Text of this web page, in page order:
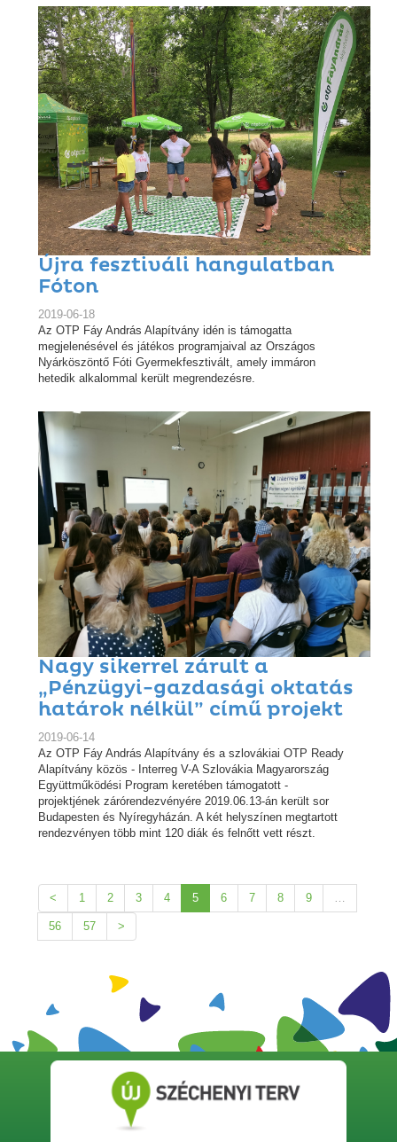
Újra fesztiváli hangulatban
Fóton
2019-06-18
Az OTP Fáy András Alapítvány idén is támogatta
megjelenésével és játékos programjaival az Országos
Nyárköszöntő Fóti Gyermekfesztivált, amely immáron
hetedik alkalommal került megrendezésre.
Nagy sikerrel zárult a
„Pénzügyi-gazdasági oktatás
határok nélkül” című projekt
2019-06-14
Az OTP Fáy András Alapítvány és a szlovákiai OTP Ready
Alapítvány közös - Interreg V-A Szlovákia Magyarország
Együttműködési Program keretében támogatott -
projektjének zárórendezvényére 2019.06.13-án került sor
Budapesten és Nyíregyházán. A két helyszínen megtartott
rendezvényen több mint 120 diák és felnőtt vett részt.
< 1 2 3 4 5 6 7 8 9 …
56 57 >